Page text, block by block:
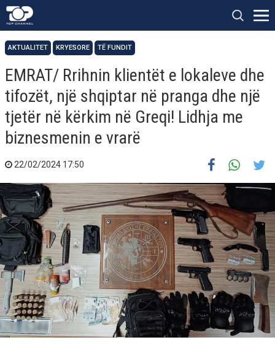
AKTUALITET KRYESORE TË FUNDIT
EMRAT/ Rrihnin klientët e lokaleve dhe
tifozët, një shqiptar në pranga dhe një
tjetër në kërkim në Greqi! Lidhja me
biznesmenin e vrarë
22/02/2024 17:50